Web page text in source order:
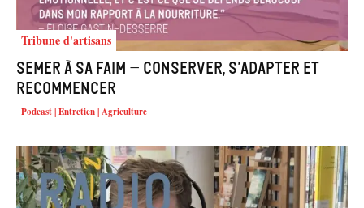
Tribune d'artisans
Semer à sa faim – conserver, s’adapter et
recommencer
Podcast | Entretien | Agriculture